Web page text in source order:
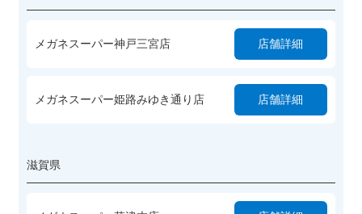
メガネスーパー神戸三宮店 店舗詳細
メガネスーパー姫路みゆき通り店 店舗詳細
滋賀県